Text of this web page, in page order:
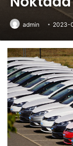
admin 2023-